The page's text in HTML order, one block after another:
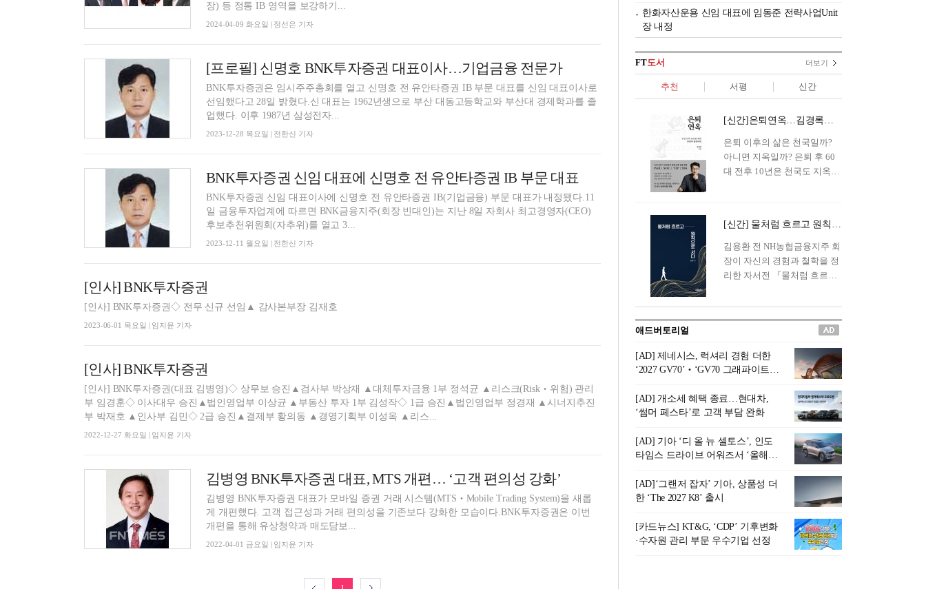
장) 등 정통 IB 영역을 보강하기...
2024-04-09 화요일 | 정선은 기자
[프로필] 신명호 BNK투자증권 대표이사…기업금융 전문가
BNK투자증권은 임시주주총회를 열고 신명호 전 유안타증권 IB 부문 대표를 신임 대표이사로
선임했다고 28일 밝혔다.신 대표는 1962년생으로 부산 대동고등학교와 부산대 경제학과를 졸
업했다. 이후 1987년 삼성전자...
2023-12-28 목요일 | 전한신 기자
BNK투자증권 신임 대표에 신명호 전 유안타증권 IB 부문 대표
BNK투자증권 신임 대표이사에 신명호 전 유안타증권 IB(기업금융) 부문 대표가 내정됐다.11
일 금융투자업계에 따르면 BNK금융지주(회장 빈대인)는 지난 8일 자회사 최고경영자(CEO)
후보추천위원회(자추위)를 열고 3...
2023-12-11 월요일 | 전한신 기자
[인사] BNK투자증권
[인사] BNK투자증권◇ 전무 신규 선임▲ 감사본부장 김재호
2023-06-01 목요일 | 임지윤 기자
[인사] BNK투자증권
[인사] BNK투자증권(대표 김병영)◇ 상무보 승진▲검사부 박상재 ▲대체투자금융 1부 정석균 ▲리스크(Risk‧위험) 관리
부 임경훈◇ 이사대우 승진▲법인영업부 이상균 ▲부동산 투자 1부 김성작◇ 1급 승진▲법인영업부 정경재 ▲시너지추진
부 박재호 ▲인사부 김민◇ 2급 승진▲결제부 황의동 ▲경영기획부 이성옥 ▲리스...
2022-12-27 화요일 | 임지윤 기자
김병영 BNK투자증권 대표, MTS 개편… ‘고객 편의성 강화’
김병영 BNK투자증권 대표가 모바일 증권 거래 시스템(MTS‧Mobile Trading System)을 새롭
게 개편했다. 고객 접근성과 거래 편의성을 기존보다 강화한 모습이다.BNK투자증권은 이번
개편을 통해 유상청약과 매도담보...
2022-04-01 금요일 | 임지윤 기자
한화자산운용 신임 대표에 임동준 전략사업Unit
장 내정
FT도서 더보기
추천 서평 신간
[신간]은퇴연옥…김경록의 은퇴 후 삶의 나침반
은퇴 이후의 삶은 천국일까?
아니면 지옥일까? 은퇴 후 60
대 전후 10년은 천국도 지옥도
은퇴 설계를 가이드해 온 김경
록 옵투스자산운용의 고문이
신간 『은퇴연옥』을 내놓았
다.단테는 지옥을 '모든 희망을
록 고문은 새로운 시각을 제시
0년의 과도기는 지옥이 아니라
정화와 성장의 공간인 ‘은퇴연
옥(Purgatory)’이라는 것이다.
연옥은 고통스럽지만 끝이 있
으며, 준비를 통해 천국으로 나
아갈 수 있는 희망의 장소라고
말한
[신간] 물처럼 흐르고 원칙으로 서다…김용환의 통찰을 담다
김용환 전 NH농협금융지주 회
장이 자신의 경험과 철학을 정
리한 자서전 『물처럼 흐르고
통 관료 출신으로 한국 금융의
주요 변곡점마다 중요한 역할
을 하고 금융 경영인으로서 큰
족적을 남긴 김 전 회장이 후배
세대에게 전하는 삶의 조언을
담은 인생 노트다.『물처럼 흐
르고 원칙으로 서다』는 단순
한 자서전을 넘어, 실패를 두려
워하지 않는 용기와 자신에 대
한 믿음이 어떻게 삶을 풍요롭
게 만드는지를 보여주는 지혜
의 보고로 평가된다.김용환 전
회장은 “인생의 목표가 크더라
도 조급해하지 말고 작은 것부
터 하나 하나 성취해 나가
라”고 조언한다. 뼈아픈 실패
조차 성공의 뼈대가 된다는 긍
애드버토리얼
[AD] 제네시스, 럭셔리 경험 더한
‘2027 GV70’‧‘GV70 그래파이트’
[AD] 개소세 혜택 종료…현대차,
‘썸머 페스타’로 고객 부담 완화
[AD] 기아 ‘디 올 뉴 셀토스’, 인도
타임스 드라이브 어워즈서 ‘올해의
[AD]‘그랜저 잡자’ 기아, 상품성 더
한 ‘The 2027 K8’ 출시
[카드뉴스] KT&G, ‘CDP’ 기후변화
·수자원 관리 부문 우수기업 선정